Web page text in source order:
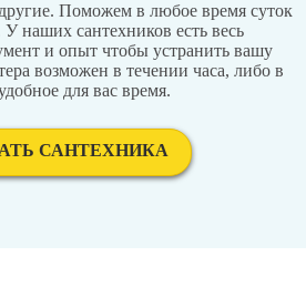
Поможем в любое время суток
наших сантехников есть весь
и опыт чтобы устранить вашу
возможен в течении часа, либо в
для вас время.
САНТЕХНИКА